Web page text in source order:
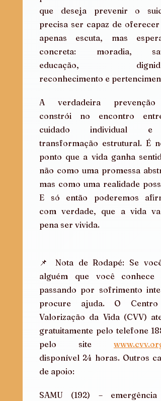
que deseja prevenir o
precisa ser capaz de oferecer
apenas escuta, mas
concreta: moradia,
educação,
reconhecimento e
A verdadeira prevenção
constrói no encontro
cuidado individual
transformação estrutural. É
ponto que a vida ganha
não como uma promessa
mas como uma realidade
E só então poderemos
com verdade, que a vida
pena ser vivida.
📌 Nota de Rodapé: Se
alguém que você conhece
passando por sofrimento
procure ajuda. O Centro
Valorização da Vida (CVV)
gratuitamente pelo telefone
pelo site
disponível 24 horas. Outros
de apoio:
SAMU (192) – emergência